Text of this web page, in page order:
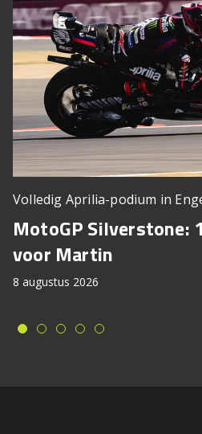
Volledig Aprilia-podium in
MotoGP Silverstone:
voor Martin
8 augustus 2026